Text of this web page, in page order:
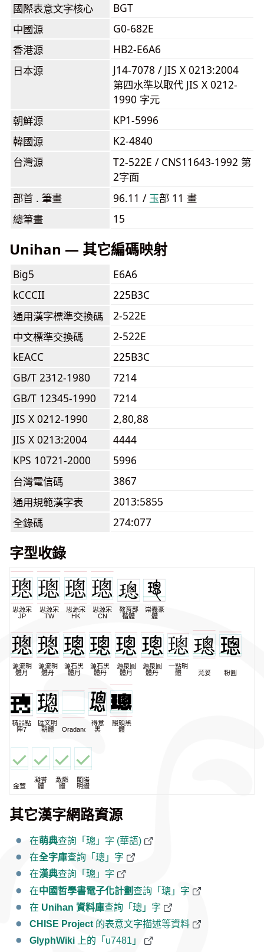
國際表意文字核心
BGT
中國源
G0-682E
香港源
HB2-E6A6
日本源
J14-7078 / JIS X 0213:2004
第四水準以取代 JIS X 0212-
1990 字元
朝鮮源
KP1-5996
韓國源
K2-4840
台灣源
T2-522E / CNS11643-1992 第
2字面
部首 . 筆畫
96.11 / ⽟部 11 畫
總筆畫
15
Unihan — 其它編碼映射
Big5
E6A6
kCCCII
225B3C
通用漢字標準交換碼
2-522E
中文標準交換碼
2-522E
kEACC
225B3C
GB/T 2312-1980
7214
GB/T 12345-1990
7214
JIS X 0212-1990
2,80,88
JIS X 0213:2004
4444
KPS 10721-2000
5996
台灣電信碼
3867
通用規範漢字表
2013:5855
全錄碼
274:077
字型收錄
思源宋
JP
思源宋
TW
思源宋
HK
思源宋
CN
教育部
楷體
崇羲篆
體
源流明
體月
源流明
體丹
源石黑
體月
源石黑
體丹
源泉圓
體月
源泉圓
體丹
一點明
體
芫荽 粉圓
精品點
陣7
匯文明
朝體
Oradano
得意
黑
饅頭黑
體
金萱
凝書
體
激燃
體
蘭陽
明體
其它漢字網路資源
在萌典查詢「璁」字 (華語)
在全字庫查詢「璁」字
在漢典查詢「璁」字
在中國哲學書電子化計劃查詢「璁」字
在 Unihan 資料庫查詢「璁」字
CHISE Project 的表意文字描述等資料
GlyphWiki 上的「u7481」